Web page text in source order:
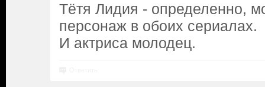
Тётя Лидия - определенно,
персонаж в обоих сериалах.
И актриса молодец.